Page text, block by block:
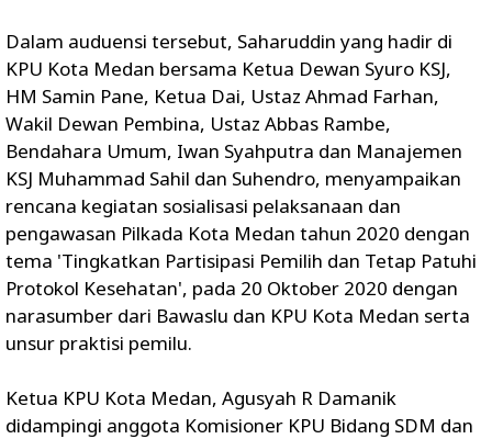
Dalam auduensi tersebut, Saharuddin yang hadir di
KPU Kota Medan bersama Ketua Dewan Syuro KSJ,
HM Samin Pane, Ketua Dai, Ustaz Ahmad Farhan,
Wakil Dewan Pembina, Ustaz Abbas Rambe,
Bendahara Umum, Iwan Syahputra dan Manajemen
KSJ Muhammad Sahil dan Suhendro, menyampaikan
rencana kegiatan sosialisasi pelaksanaan dan
pengawasan Pilkada Kota Medan tahun 2020 dengan
tema 'Tingkatkan Partisipasi Pemilih dan Tetap Patuhi
Protokol Kesehatan', pada 20 Oktober 2020 dengan
narasumber dari Bawaslu dan KPU Kota Medan serta
unsur praktisi pemilu.
Ketua KPU Kota Medan, Agusyah R Damanik
didampingi anggota Komisioner KPU Bidang SDM dan